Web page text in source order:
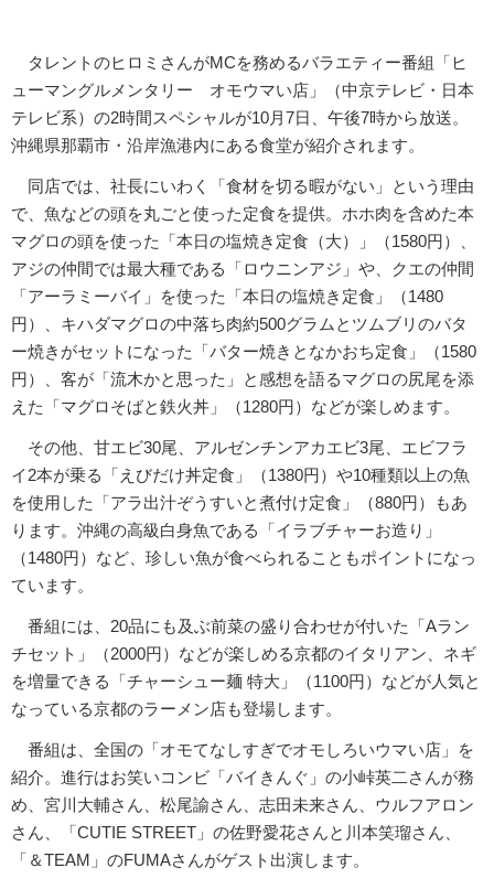
タレントのヒロミさんがMCを務めるバラエティー番組「ヒ
ューマングルメンタリー オモウマい店」（中京テレビ・日本
テレビ系）の2時間スペシャルが10月7日、午後7時から放送。
沖縄県那覇市・沿岸漁港内にある食堂が紹介されます。
同店では、社長にいわく「食材を切る暇がない」という理由
で、魚などの頭を丸ごと使った定食を提供。ホホ肉を含めた本
マグロの頭を使った「本日の塩焼き定食（大）」（1580円）、
アジの仲間では最大種である「ロウニンアジ」や、クエの仲間
「アーラミーバイ」を使った「本日の塩焼き定食」（1480
円）、キハダマグロの中落ち肉約500グラムとツムブリのバタ
ー焼きがセットになった「バター焼きとなかおち定食」（1580
円）、客が「流木かと思った」と感想を語るマグロの尻尾を添
えた「マグロそばと鉄火丼」（1280円）などが楽しめます。
その他、甘エビ30尾、アルゼンチンアカエビ3尾、エビフラ
イ2本が乗る「えびだけ丼定食」（1380円）や10種類以上の魚
を使用した「アラ出汁ぞうすいと煮付け定食」（880円）もあ
ります。沖縄の高級白身魚である「イラブチャーお造り」
（1480円）など、珍しい魚が食べられることもポイントになっ
ています。
番組には、20品にも及ぶ前菜の盛り合わせが付いた「Aラン
チセット」（2000円）などが楽しめる京都のイタリアン、ネギ
を増量できる「チャーシュー麺 特大」（1100円）などが人気と
なっている京都のラーメン店も登場します。
番組は、全国の「オモてなしすぎでオモしろいウマい店」を
紹介。進行はお笑いコンビ「バイきんぐ」の小峠英二さんが務
め、宮川大輔さん、松尾諭さん、志田未来さん、ウルフアロン
さん、「CUTIE STREET」の佐野愛花さんと川本笑瑠さん、
「＆TEAM」のFUMAさんがゲスト出演します。